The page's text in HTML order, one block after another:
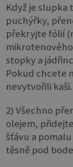
Když je slupka
puchýřky,
překryjte fólií
stopky a
Pokud chcete
nevytvořili kaši.
2) Všechno
olejem,
šťávu a
těsně pod